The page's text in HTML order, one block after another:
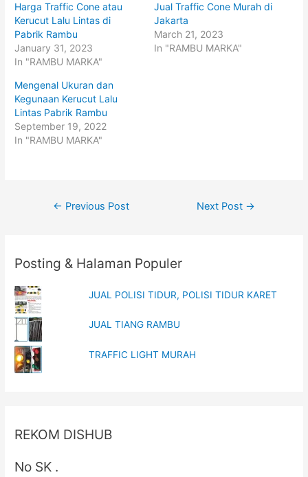
a
r
e
o
T
w
i
t
e
r
(
O
p
e
n
a
r
e
o
n
F
a
c
b
o
o
k
(
O
p
e
w
Harga Traffic Cone atau
Kerucut Lalu Lintas di
Pabrik Rambu
January 31, 2023
In "RAMBU MARKA"
Jual Traffic Cone Murah di
Jakarta
March 21, 2023
In "RAMBU MARKA"
Mengenal Ukuran dan
Kegunaan Kerucut Lalu
Lintas Pabrik Rambu
September 19, 2022
In "RAMBU MARKA"
Post
← Previous Post Next Post →
Posting & Halaman Populer
JUAL POLISI TIDUR, POLISI TIDUR KARET
JUAL TIANG RAMBU
TRAFFIC LIGHT MURAH
REKOM DISHUB
No SK .